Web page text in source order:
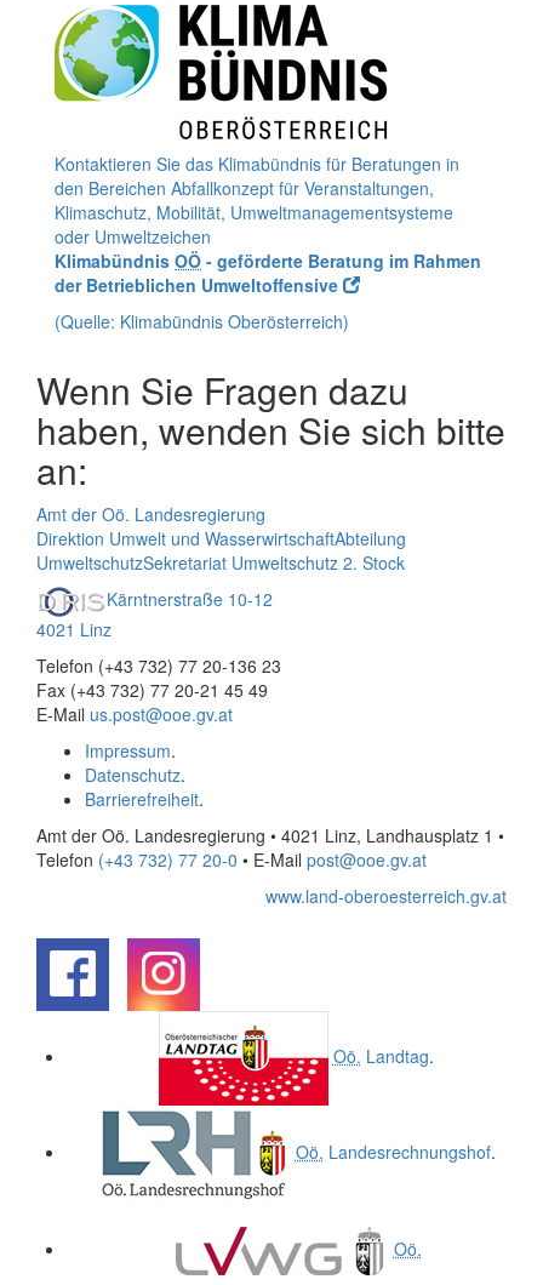
Kontaktieren Sie das Klimabündnis für Beratungen in
den Bereichen Abfallkonzept für Veranstaltungen,
Klimaschutz, Mobilität, Umweltmanagementsysteme
oder Umweltzeichen
Klimabündnis OÖ - geförderte Beratung im Rahmen
der Betrieblichen Umweltoffensive
(Quelle: Klimabündnis Oberösterreich)
Wenn Sie Fragen dazu
haben, wenden Sie sich bitte
an:
Amt der Oö. Landesregierung
Direktion Umwelt und WasserwirtschaftAbteilung
UmweltschutzSekretariat Umweltschutz 2. Stock
Kärntnerstraße 10-12
4021 Linz
Telefon (+43 732) 77 20-136 23
Fax (+43 732) 77 20-21 45 49
E-Mail us.post@ooe.gv.at
Impressum.
Datenschutz.
Barrierefreiheit.
Amt der Oö. Landesregierung • 4021 Linz, Landhausplatz 1 •
Telefon (+43 732) 77 20-0 • E-Mail post@ooe.gv.at
www.land-oberoesterreich.gv.at
Oö. Landtag.
Oö. Landesrechnungshof.
Oö.